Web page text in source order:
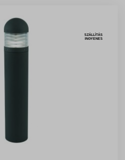
SZÁLLÍTÁS
INGYENES